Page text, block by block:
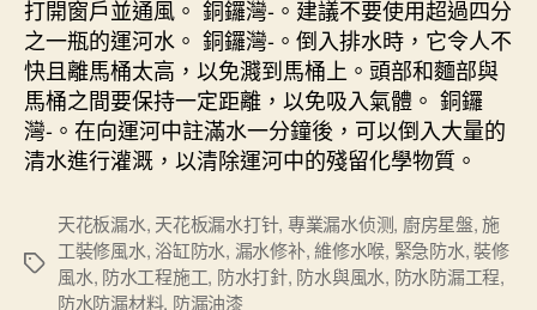
打開窗戶並通風。 銅鑼灣-。建議不要使用超過四分
之一瓶的運河水。 銅鑼灣-。倒入排水時，它令人不
快且離馬桶太高，以免濺到馬桶上。頭部和麵部與
馬桶之間要保持一定距離，以免吸入氣體。 銅鑼
灣-。在向運河中註滿水一分鐘後，可以倒入大量的
清水進行灌溉，以清除運河中的殘留化學物質。
Tags
天花板漏水, 天花板漏水打针, 專業漏水侦测, 廚房星盤,施
工裝修風水, 浴缸防水, 漏水修补,維修水喉, 緊急防水,裝修
風水, 防水工程施工, 防水打針, 防水與風水, 防水防漏工程,
防水防漏材料, 防漏油漆